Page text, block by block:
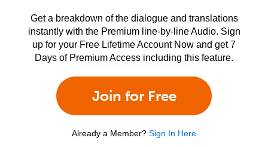
Get a breakdown of the dialogue and translations
instantly with the Premium line-by-line Audio. Sign
up for your Free Lifetime Account Now and get 7
Days of Premium Access including this feature.
Join for Free
Already a Member? Sign In Here